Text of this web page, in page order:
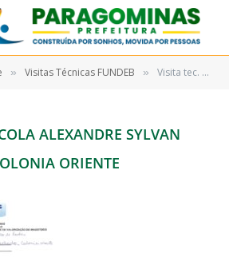
» Visitas Técnicas FUNDEB » Visita tec. Escola Alexandre Sylvan Machado – Colonia Oriente
ALEXANDRE SYLVAN
ORIENTE